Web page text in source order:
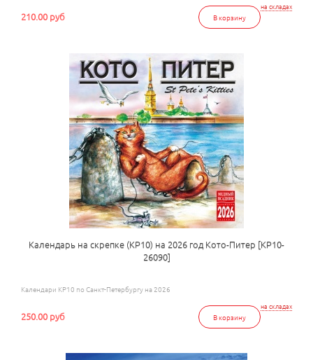
на складах
В корзину
210.00 руб
Календарь на скрепке (КР10) на 2026 год Кото-Питер [КР10-
26090]
Календари КР10 по Санкт-Петербургу на 2026
на складах
В корзину
250.00 руб